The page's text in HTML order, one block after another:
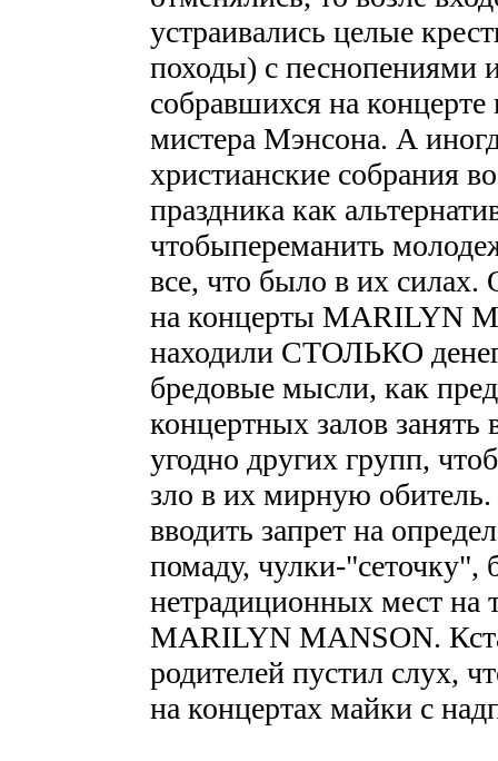
устраивались целые
походы) с песнопениями
собравшихся на
мистера Мэнсона. А
христианские собрания
праздника как
чтобыпереманить
все, что было в их силах.
на концерты MARILYN
находили СТОЛЬКО
бредовые мысли, как
концертных залов
угодно других групп,
зло в их мирную
вводить запрет на
помаду, чулки-"сеточку",
нетрадиционных мест на
MARILYN MANSON.
родителей пустил слух,
на концертах майки с